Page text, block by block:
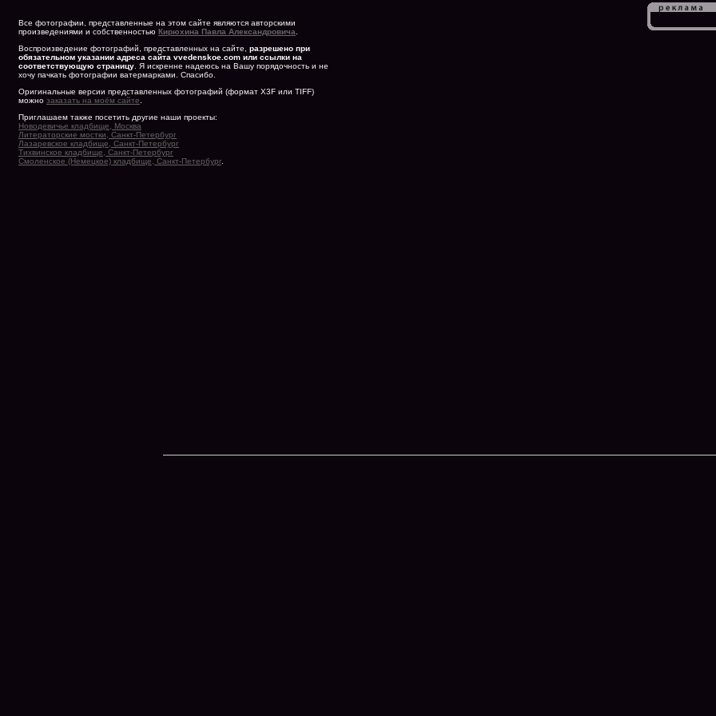
Все фотографии, представленные на этом сайте являются авторскими
произведениями и собственностью Кирюхина Павла Александровича
Воспроизведение фотографий, представленных на сайте, разрешено при
обязательном указании адреса сайта vvedenskoe.com или ссылки на
соответствующую страницу . Я искренне надеюсь на Вашу порядочность и не
хочу пачкать фотографии ватермарками. Спасибо.
Оригинальные версии представленных фотографий (формат X3F или TIFF)
можно заказать на моём сайте
Приглашаем также посетить другие наши проекты:
Новодевичье кладбище, Москва
Литераторские мостки, Санкт-Петербург
Лазаревское кладбище, Санкт-Петербург
Тихвинское кладбище, Санкт-Петербург
Смоленское (Немецкое) кладбище, Санкт-Петербург